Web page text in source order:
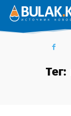
Тег: